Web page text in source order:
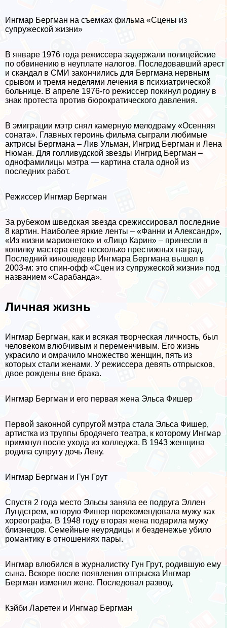
Ингмар Бергман на съемках фильма «Сцены из
супружеской жизни»
В январе 1976 года режиссера задержали полицейские
по обвинению в неуплате налогов. Последовавший арест
и скандал в СМИ закончились для Бергмана нервным
срывом и тремя неделями лечения в психиатрической
больнице. В апреле 1976-го режиссер покинул родину в
знак протеста против бюрократического давления.
В эмиграции мэтр снял камерную мелодраму «Осенняя
соната». Главных героинь фильма сыграли любимые
актрисы Бергмана – Лив Ульман, Ингрид Бергман и Лена
Нюман. Для голливудской звезды Ингрид Бергман –
однофамилицы мэтра — картина стала одной из
последних работ.
Режиссер Ингмар Бергман
За рубежом шведская звезда срежиссировал последние
8 картин. Наиболее яркие ленты – «Фанни и Александр»,
«Из жизни марионеток» и «Лицо Карин» – принесли в
копилку мастера еще несколько престижных наград.
Последний киношедевр Ингмара Бергмана вышел в
2003-м: это спин-офф «Сцен из супружеской жизни» под
названием «Саpaбанда».
Личная жизнь
Ингмар Бергман, как и всякая творческая личность, был
человеком влюбчивым и переменчивым. Его жизнь
украсило и омрачило множество женщин, пять из
которых стали женами. У режиссера девять отпрысков,
двое рождены вне бpaка.
Ингмар Бергман и его первая жена Эльса Фишер
Первой законной супругой мэтра стала Эльса Фишер,
артистка из труппы бродячего театра, к которому Ингмар
примкнул после ухода из колледжа. В 1943 женщина
родила супругу дочь Лену.
Ингмар Бергман и Гун Грут
Спустя 2 года место Эльсы заняла ее подруга Эллен
Лундстрем, которую Фишер порекомендовала мужу как
хореографа. В 1948 году вторая жена подарила мужу
близнецов. Семейные неурядицы и безденежье убило
романтику в отношениях пары.
Ингмар влюбился в журналистку Гун Грут, родившую ему
сына. Вскоре после появления отпрыска Ингмар
Бергман изменил жене. Последовал развод.
Кэйби Ларетеи и Ингмар Бергман